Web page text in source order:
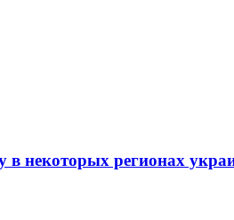
некоторых регионах